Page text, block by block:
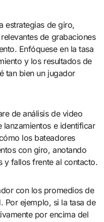
estrategias de giro,
de grabaciones
Enfóquese en la tasa
y los resultados de
tan bien un jugador
de análisis de video
lanzamientos e identificar
los bateadores
con giro, anotando
y fallos frente al contacto.
con los promedios de
Por ejemplo, si la tasa de
por encima del